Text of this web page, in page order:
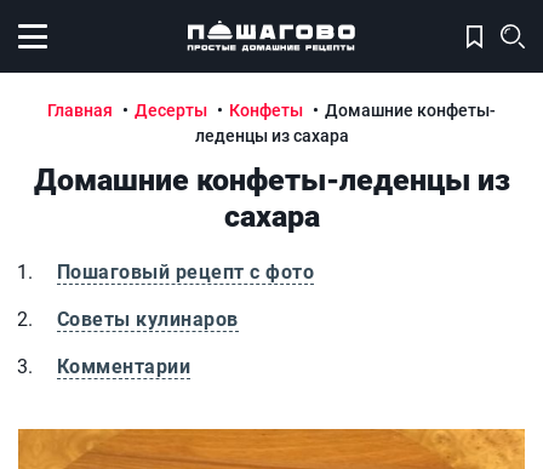
Открыть меню
Главная Десерты Конфеты
Домашние конфеты-
леденцы из сахара
Домашние конфеты-леденцы из
сахара
Пошаговый рецепт с фото
Советы кулинаров
Комментарии
Домашние конфеты-леденцы из сахара